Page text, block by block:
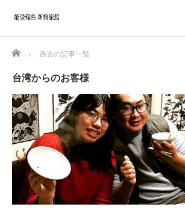
Home 過去の記事一覧
台湾からのお客様